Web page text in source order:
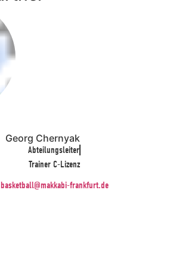
Georg Chernyak
Abteilungsleiter
Trainer C-Lizenz
basketball@makkabi-frankfurt.de